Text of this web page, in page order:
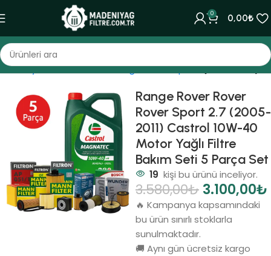
0 0,00₺
Ana Sayfa Bakım Setleri Range Rover Sport (2005-2013)
Range Rover Rover
Rover Sport 2.7 (2005-
2011) Castrol 10W-40
Motor Yağlı Filtre
Bakım Seti 5 Parça Set
19 kişi bu ürünü inceliyor.
3.580,00₺ 3.100,00₺
🔥 Kampanya kapsamındaki
bu ürün sınırlı stoklarla
sunulmaktadır.
🚚 Aynı gün ücretsiz kargo